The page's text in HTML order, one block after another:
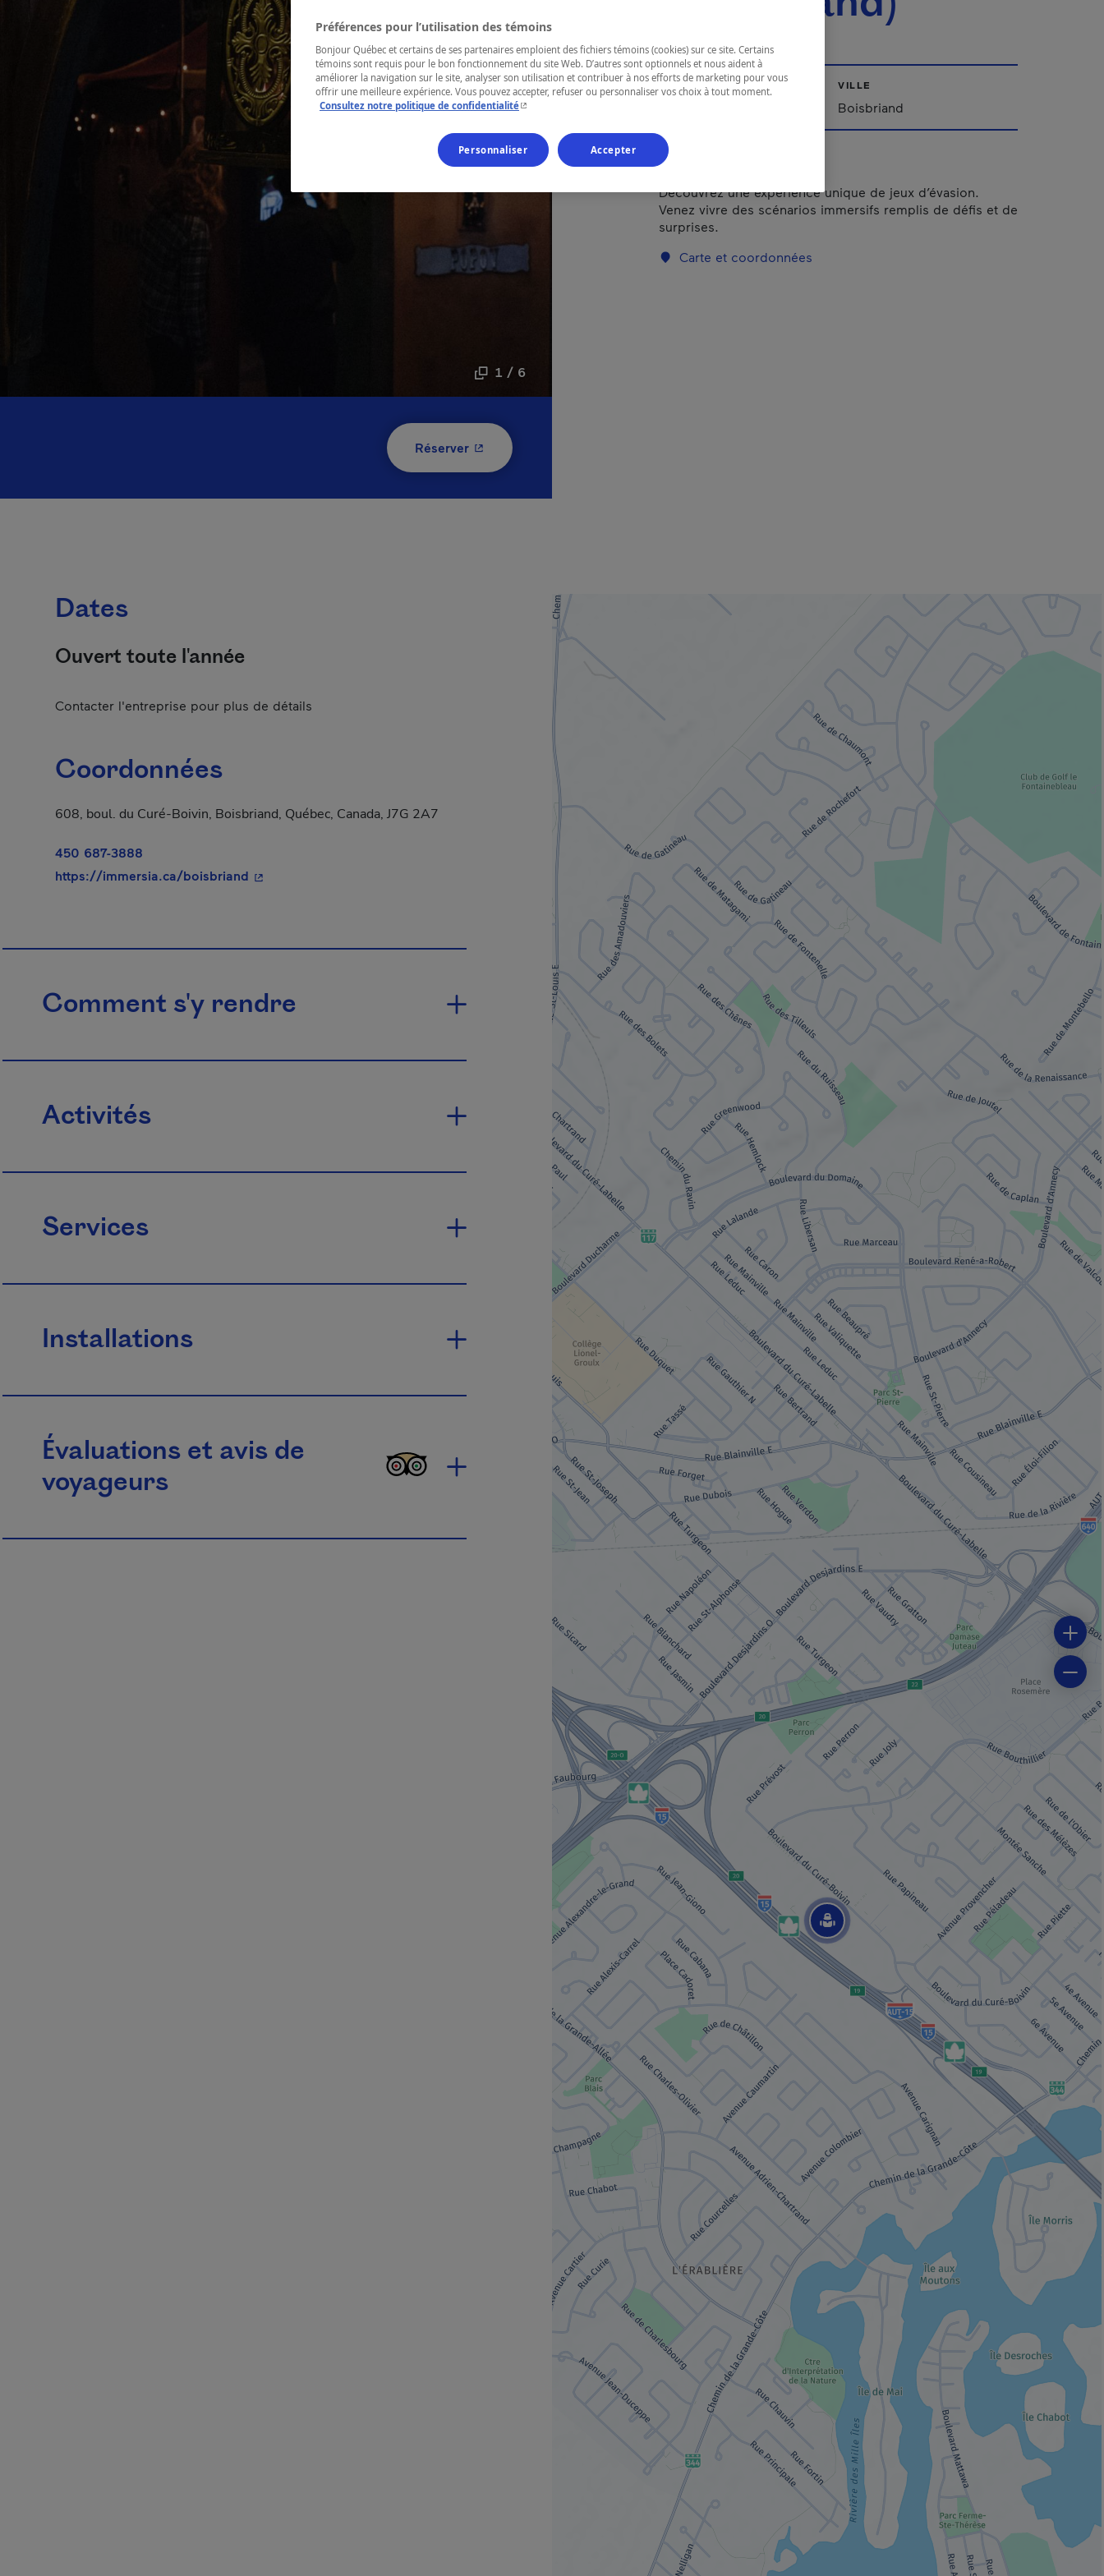
1 / 6
Réserver- Cet hyperlien s'ouvrira dans une nouvelle fenêtre.
RÉGION VILLE
Boisbriand
Découvrez une expérience unique de jeux d’évasion.
Venez vivre des scénarios immersifs remplis de défis et de
surprises.
Carte et coordonnées
Dates
Ouvert toute l'année
Contacter l'entreprise pour plus de détails
Coordonnées
608, boul. du Curé-Boivin, Boisbriand, Québec, Canada, J7G 2A7
450 687-3888
https://immersia.ca/boisbriand - Cet hyperlien s'ouvrira dans une nouvelle fenêtre.
Comment s'y rendre
Activités
Services
Installations
Évaluations et avis de
voyageurs
Préférences pour l’utilisation des témoins
Bonjour Québec et certains de ses partenaires emploient des fichiers témoins (cookies) sur ce site. Certains
témoins sont requis pour le bon fonctionnement du site Web. D’autres sont optionnels et nous aident à
améliorer la navigation sur le site, analyser son utilisation et contribuer à nos efforts de marketing pour vous
offrir une meilleure expérience. Vous pouvez accepter, refuser ou personnaliser vos choix à tout moment.
Consultez notre politique de confidentialité- Cet hyperlien s'ouvrira dans une nouvelle fenêtre.
Personnaliser Accepter